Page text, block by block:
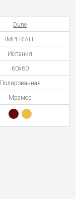
Dune
IMPERIALE
Испания
60x60
Полированная
Мрамор